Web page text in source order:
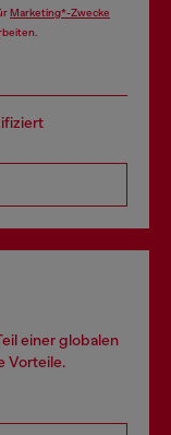
Marketing*-Zwecke
einer globalen
Vorteile.